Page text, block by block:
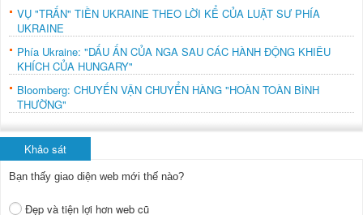
VỤ "TRẤN" TIỀN UKRAINE THEO LỜI KỂ CỦA LUẬT SƯ PHÍA
UKRAINE
Phía Ukraine: "DẤU ẤN CỦA NGA SAU CÁC HÀNH ĐỘNG KHIÊU
KHÍCH CỦA HUNGARY"
Bloomberg: CHUYẾN VẬN CHUYỂN HÀNG "HOÀN TOÀN BÌNH
THƯỜNG"
Khảo sát
Bạn thấy giao diện web mới thế nào?
Đẹp và tiện lợi hơn web cũ